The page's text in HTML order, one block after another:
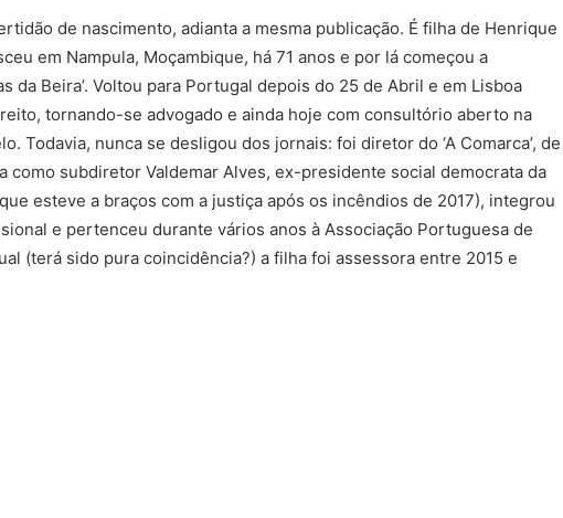
de nascimento, adianta a mesma publicação. É filha de Henrique
em Nampula, Moçambique, há 71 anos e por lá começou a
da Beira’. Voltou para Portugal depois do 25 de Abril e em Lisboa
tornando-se advogado e ainda hoje com consultório aberto na
Todavia, nunca se desligou dos jornais: foi diretor do ‘A Comarca’, de
como subdiretor Valdemar Alves, ex-presidente social democrata da
esteve a braços com a justiça após os incêndios de 2017), integrou
e pertenceu durante vários anos à Associação Portuguesa de
(terá sido pura coincidência?) a filha foi assessora entre 2015 e